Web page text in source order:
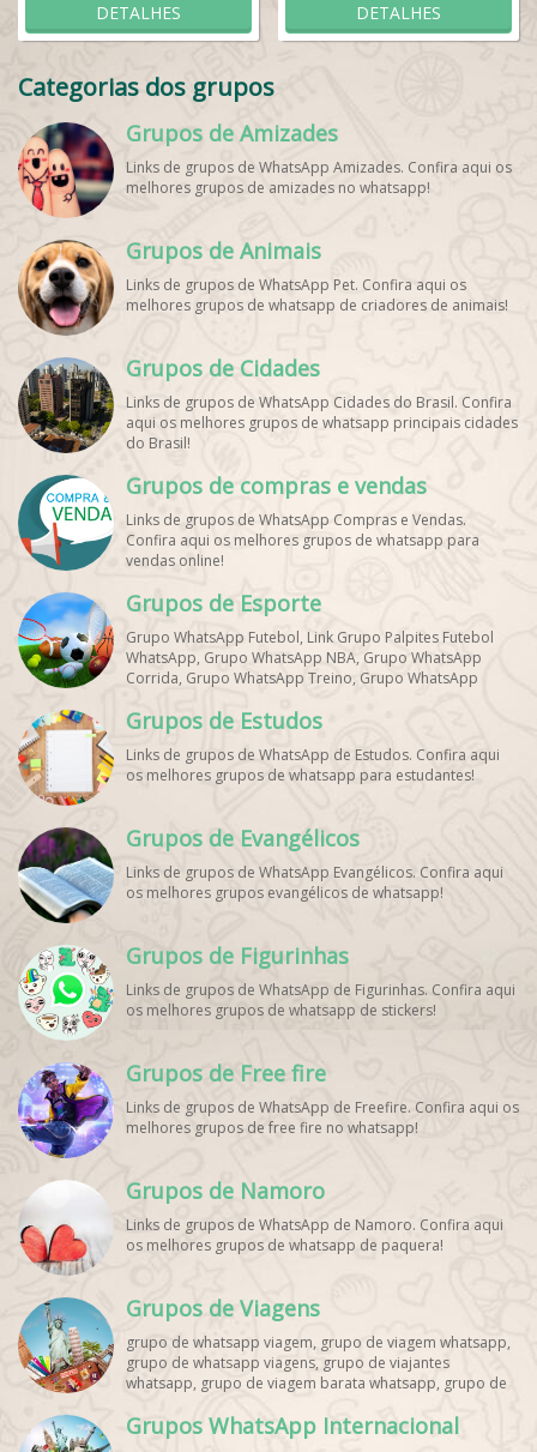
DETALHES DETALHES
Categorias dos grupos
Grupos de Amizades
Links de grupos de WhatsApp Amizades. Confira aqui os
melhores grupos de amizades no whatsapp!
Grupos de Animais
Links de grupos de WhatsApp Pet. Confira aqui os
melhores grupos de whatsapp de criadores de animais!
Grupos de Cidades
Links de grupos de WhatsApp Cidades do Brasil. Confira
aqui os melhores grupos de whatsapp principais cidades
do Brasil!
Grupos de compras e vendas
Links de grupos de WhatsApp Compras e Vendas.
Confira aqui os melhores grupos de whatsapp para
vendas online!
Grupos de Esporte
Grupo WhatsApp Futebol, Link Grupo Palpites Futebol
WhatsApp, Grupo WhatsApp NBA, Grupo WhatsApp
Corrida, Grupo WhatsApp Treino, Grupo WhatsApp
WhatsApp, Grupo de Torcedores [Nome do Time]
WhatsApp, Link de Grupos de Esporte Grátis, Grupo
WhatsApp Dicas de Treino, Grupo WhatsApp Futebol Ao
Vivo. Grupo WhatsApp Esporte, Grupos de Esporte
WhatsApp Esporte, Grupo WhatsApp Futebol, Link Grupo
Palpites Futebol WhatsApp, Grupo WhatsApp NBA,
Grupos de Estudos
Links de grupos de WhatsApp de Estudos. Confira aqui
os melhores grupos de whatsapp para estudantes!
Grupos de Evangélicos
Links de grupos de WhatsApp Evangélicos. Confira aqui
os melhores grupos evangélicos de whatsapp!
Grupos de Figurinhas
Links de grupos de WhatsApp de Figurinhas. Confira aqui
os melhores grupos de whatsapp de stickers!
Grupos de Free fire
Links de grupos de WhatsApp de Freefire. Confira aqui os
melhores grupos de free fire no whatsapp!
Grupos de Namoro
Links de grupos de WhatsApp de Namoro. Confira aqui
os melhores grupos de whatsapp de paquera!
Grupos de Viagens
grupo de whatsapp viagem, grupo de viagem whatsapp,
grupo de whatsapp viagens, grupo de viajantes
whatsapp, grupo de viagem barata whatsapp, grupo de
grupo de excursão whatsapp, grupo de viagem em
grupo whatsapp, grupo de viagens nacionais whatsapp,
Grupos WhatsApp Internacional